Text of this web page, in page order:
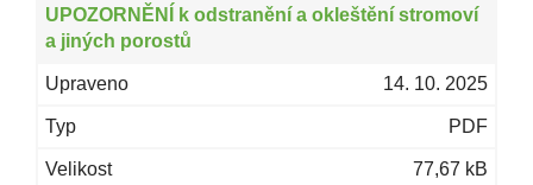
UPOZORNĚNÍ k odstranění a okleštění stromoví
a jiných porostů
14. 10. 2025
PDF
77,67 kB